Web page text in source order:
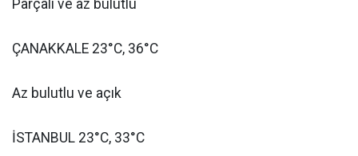
Parçalı ve az bulutlu
ÇANAKKALE 23°C, 36°C
Az bulutlu ve açık
İSTANBUL 23°C, 33°C